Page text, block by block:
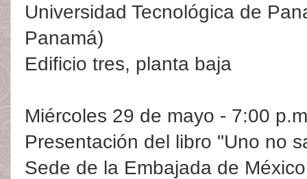
Universidad Tecnológica de
Panamá)
Edificio tres, planta baja
Miércoles 29 de mayo - 7:00
Presentación del libro "Uno no
Sede de la Embajada de